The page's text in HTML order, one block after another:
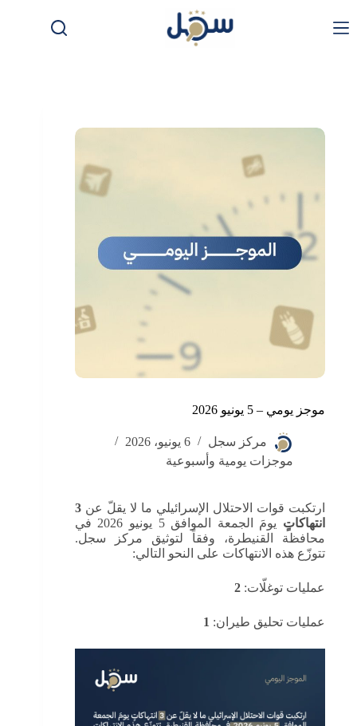
إلى
المحتوى
موجز يومي – 5 يونيو 2026
مركز سجل
6 يونيو، 2026
موجزات يومية وأسبوعية
ارتكبت قوات الاحتلال الإسرائيلي ما لا يقلّ عن3
انتهاكاتٍ
يومَ الجمعة الموافق 5 يونيو 2026 في
محافظة القنيطرة، وفقاً لتوثيق مركز سجل.
تتوزّع هذه الانتهاكات على النحو التالي:
عمليات توغلّات: 2
عمليات تحليق طيران: